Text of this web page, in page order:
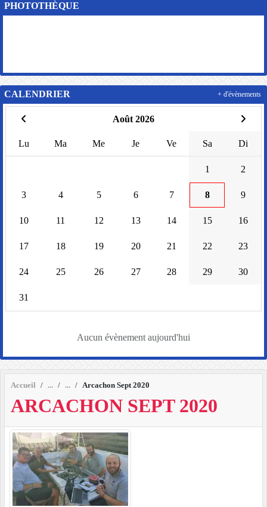
Accueil Arcachon Sept 2020
ARCACHON SEPT 2020
PHOTOTHÈQUE
CALENDRIER
Août 2026
Lu Ma Me Je Ve Sa Di
1 2
3 4 5 6 7 8 9
10 11 12 13 14 15 16
17 18 19 20 21 22 23
24 25 26 27 28 29 30
31
Aucun évènement aujourd'hui
+ d'évènements